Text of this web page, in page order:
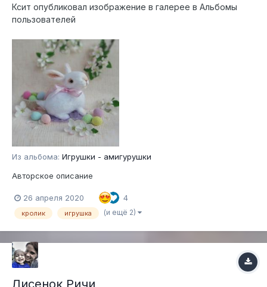
Ксит опубликовал изображение в галерее в Альбомы
пользователей
Из альбома: Игрушки - амигурушки
Авторское описание
26 апреля 2020 4
кролик игрушка (и ещё 2)